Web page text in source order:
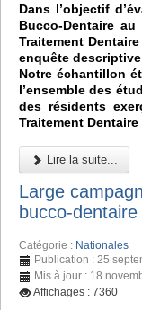
Dans l’objectif
Bucco-Dentaire
Traitement
enquête
Notre échantillon
l’ensemble des
des résidents
Traitement
Lire la suite...
Large
bucco-dentaire
Catégorie : Nationales
Publication : 25
Mis à jour : 18
Affichages : 7360